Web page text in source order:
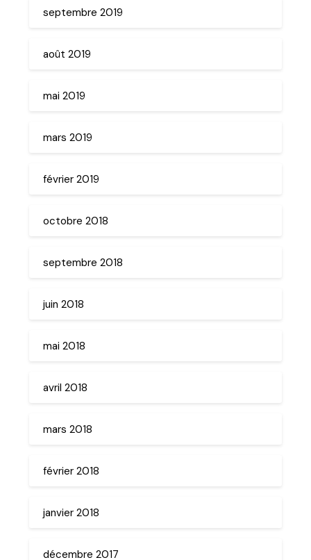
septembre 2019
août 2019
mai 2019
mars 2019
février 2019
octobre 2018
septembre 2018
juin 2018
mai 2018
avril 2018
mars 2018
février 2018
janvier 2018
décembre 2017